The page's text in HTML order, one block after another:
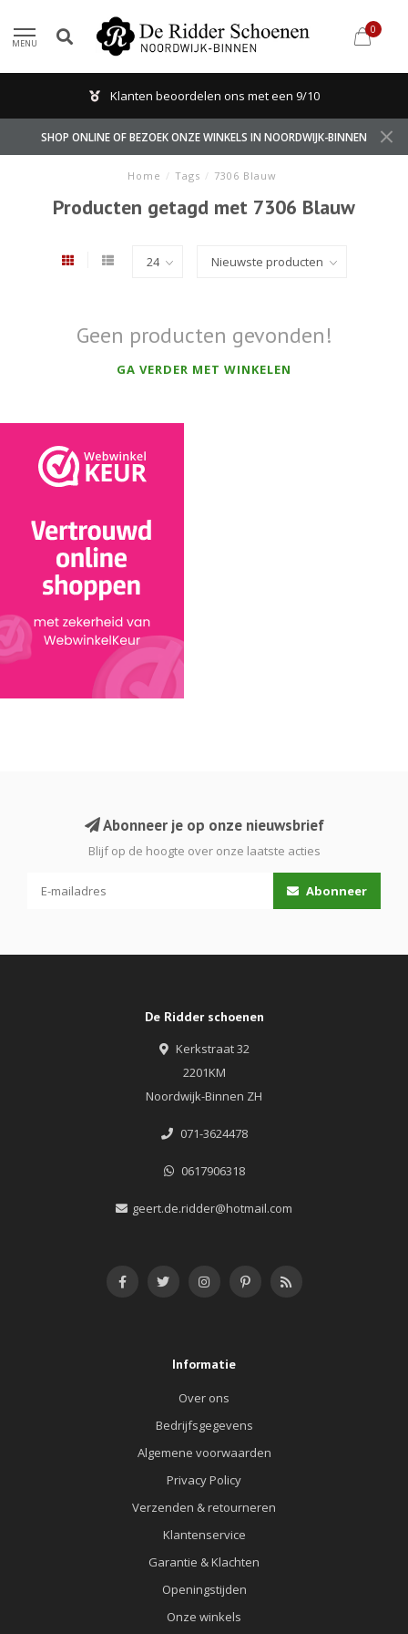
MENU
0
Klanten beoordelen ons met een 9/10
SHOP ONLINE OF BEZOEK ONZE WINKELS IN NOORDWIJK-BINNEN
Home / Tags / 7306 Blauw
Producten getagd met 7306 Blauw
Geen producten gevonden!
GA VERDER MET WINKELEN
Abonneer je op onze nieuwsbrief
Blijf op de hoogte over onze laatste acties
Abonneer
De Ridder schoenen
Kerkstraat 32
2201KM
Noordwijk-Binnen ZH
071-3624478
0617906318
geert.de.ridder@hotmail.com
Informatie
Over ons
Bedrijfsgegevens
Algemene voorwaarden
Privacy Policy
Verzenden & retourneren
Klantenservice
Garantie & Klachten
Openingstijden
Onze winkels